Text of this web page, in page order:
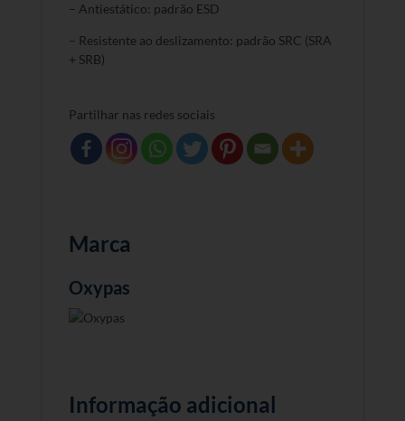
– Antiestático: padrão ESD
– Resistente ao deslizamento: padrão SRC (SRA
+ SRB)
Partilhar nas redes sociais
Marca
Oxypas
Informação adicional